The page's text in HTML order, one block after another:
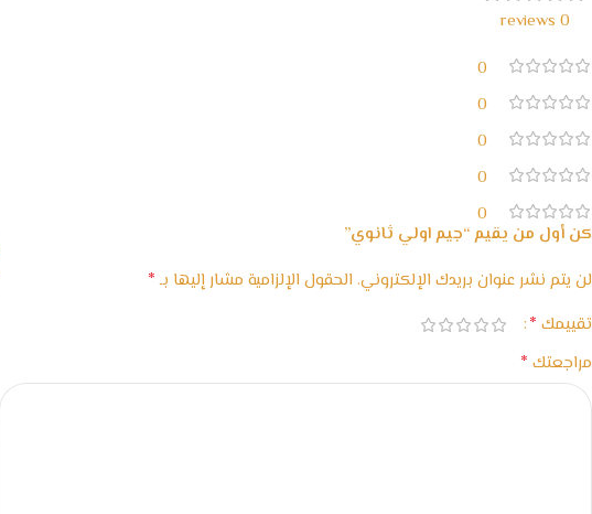
0 reviews
0
0
0
0
0
كن أول من يقيم “جيم اولي ثانوي”
لن يتم نشر عنوان بريدك الإلكتروني. الحقول الإلزامية مشار إليها بـ*
تقييمك *
مراجعتك *